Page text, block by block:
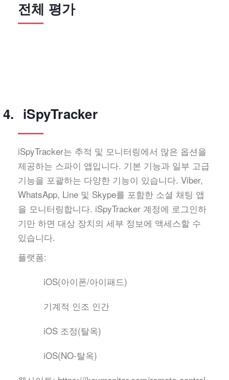
전체 평가
iSpyTracker
iSpyTracker는 추적 및 모니터링에서 많은 옵션을
제공하는 스파이 앱입니다. 기본 기능과 일부 고급
기능을 포괄하는 다양한 기능이 있습니다. Viber,
WhatsApp, Line 및 Skype를 포함한 소셜 채팅 앱
을 모니터링합니다. iSpyTracker 계정에 로그인하
기만 하면 대상 장치의 세부 정보에 액세스할 수
있습니다.
플랫폼:
iOS(아이폰/아이패드)
기계적 인조 인간
iOS 조정(탈옥)
iOS(NO-탈옥)